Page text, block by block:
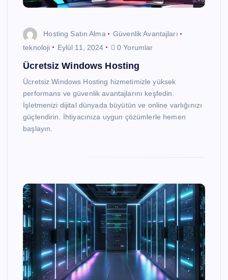
Hosting Satın Alma
Güvenlik Avantajları
teknoloji
Eylül 11, 2024 0 Yorumlar
Ücretsiz Windows Hosting
Ücretsiz Windows Hosting hizmetimizle yüksek
performans ve güvenlik avantajlarını keşfedin.
İşletmenizi dijital dünyada büyütün ve online varlığınızı
güçlendirin. İhtiyacınıza uygun çözümlerle hemen
başlayın.